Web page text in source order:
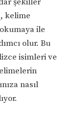
kelime
ile
olur. Bu
isimleri ve
nasıl